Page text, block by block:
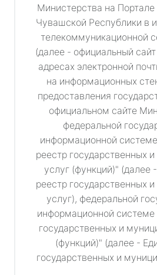
Министерства на Портале
Чувашской Республики в
телекоммуникационной
(далее - официальный
адресах электронной
на информационных
предоставления
официальном сайте
федеральной
информационной
реестр государственных
услуг (функций)" (далее
реестр государственных
услуг), федеральной
информационной системе
государственных и
(функций)" (далее -
государственных и